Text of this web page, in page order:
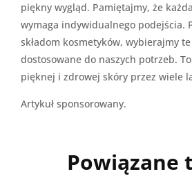
piękny wygląd. Pamiętajmy, że
wymaga indywidualnego podejścia.
składom kosmetyków, wybierajmy
dostosowane do naszych potrzeb.
pięknej i zdrowej skóry przez wiele
Artykuł sponsorowany.
Powiązane